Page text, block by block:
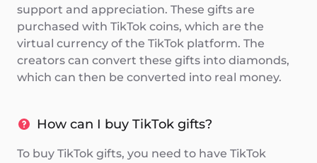
support and appreciation. These gifts are
purchased with TikTok coins, which are the
virtual currency of the TikTok platform. The
creators can convert these gifts into diamonds,
which can then be converted into real money.
How can I buy TikTok gifts?
To buy TikTok gifts, you need to have TikTok